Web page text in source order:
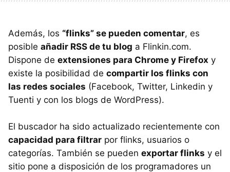
Además, los “flinks” se pueden comentar, es
posible añadir RSS de tu blog a Flinkin.com.
Dispone de extensiones para Chrome y Firefox y
existe la posibilidad de compartir los flinks con
las redes sociales (Facebook, Twitter, Linkedin y
Tuenti y con los blogs de WordPress).
El buscador ha sido actualizado recientemente con
capacidad para filtrar por flinks, usuarios o
categorías. También se pueden exportar flinks y el
sitio pone a disposición de los programadores un